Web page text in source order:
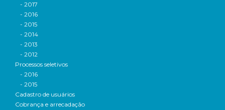
- 2017
- 2016
- 2015
- 2014
- 2013
- 2012
Processos seletivos
- 2016
- 2015
Cadastro de usuários
Cobrança e arrecadação